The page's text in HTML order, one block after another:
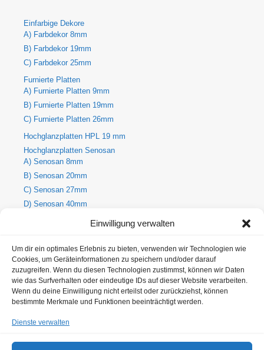
Einwilligung verwalten
Um dir ein optimales Erlebnis zu bieten, verwenden wir Technologien wie
Cookies, um Geräteinformationen zu speichern und/oder darauf
zuzugreifen. Wenn du diesen Technologien zustimmst, können wir Daten
wie das Surfverhalten oder eindeutige IDs auf dieser Website verarbeiten.
Wenn du deine Einwilligung nicht erteilst oder zurückziehst, können
bestimmte Merkmale und Funktionen beeinträchtigt werden.
Dienste verwalten
Einfarbige Dekore
A) Farbdekor 8mm
B) Farbdekor 19mm
C) Farbdekor 25mm
Furnierte Platten
A) Furnierte Platten 9mm
B) Furnierte Platten 19mm
C) Furnierte Platten 26mm
Hochglanzplatten HPL 19 mm
Hochglanzplatten Senosan
A) Senosan 8mm
B) Senosan 20mm
C) Senosan 27mm
D) Senosan 40mm
A) Holz-Dekorplatte 8mm
B) Holz-Dekorplatte 19mm
C) Holz-Dekorplatte 25mm
Metallic Hochglanzplatten Senosan
A) Metallic Senosan 8mm
D) Metallic Senosan 40mm